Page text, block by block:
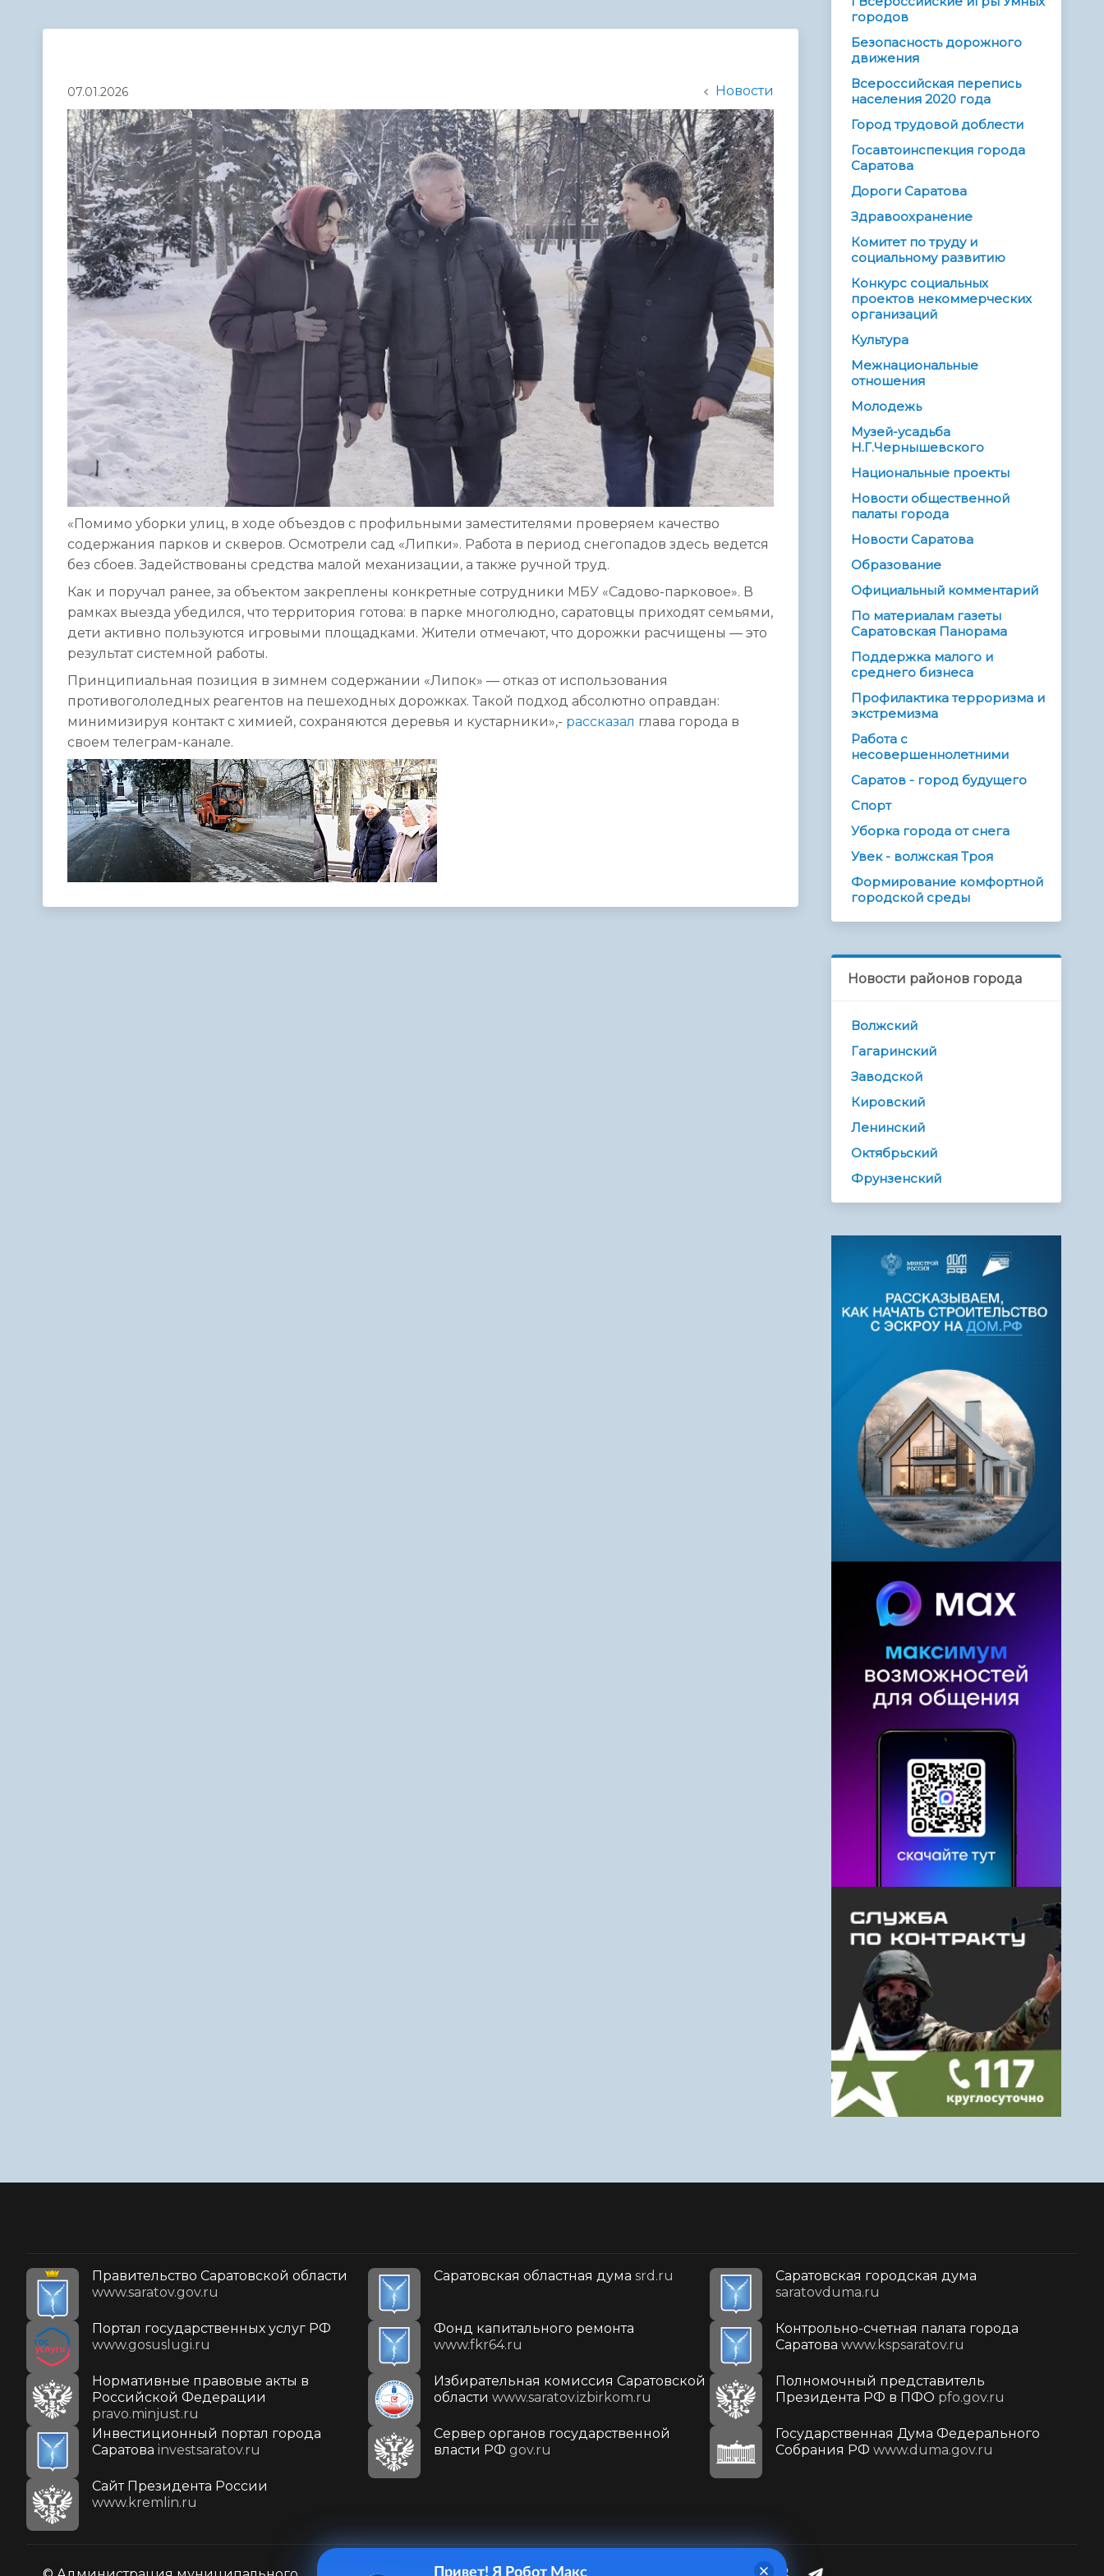
администрации
07.01.2026 Новости
«Помимо уборки улиц, в ходе объездов с профильными заместителями проверяем качество
содержания парков и скверов. Осмотрели сад «Липки». Работа в период снегопадов здесь ведется
без сбоев. Задействованы средства малой механизации, а также ручной труд.
Как и поручал ранее, за объектом закреплены конкретные сотрудники МБУ «Садово-парковое». В
рамках выезда убедился, что территория готова: в парке многолюдно, саратовцы приходят семьями,
дети активно пользуются игровыми площадками. Жители отмечают, что дорожки расчищены — это
результат системной работы.
Принципиальная позиция в зимнем содержании «Липок» — отказ от использования
противогололедных реагентов на пешеходных дорожках. Такой подход абсолютно оправдан:
минимизируя контакт с химией, сохраняются деревья и кустарники»,- рассказал глава города в
своем телеграм-канале.
городов
Безопасность дорожного
движения
Всероссийская перепись
населения 2020 года
Город трудовой доблести
Госавтоинспекция города
Саратова
Дороги Саратова
Здравоохранение
Комитет по труду и
социальному развитию
Конкурс социальных
проектов некоммерческих
организаций
Культура
Межнациональные
отношения
Молодежь
Музей-усадьба
Н.Г.Чернышевского
Национальные проекты
Новости общественной
палаты города
Новости Саратова
Образование
Официальный комментарий
По материалам газеты
Саратовская Панорама
Поддержка малого и
среднего бизнеса
Профилактика терроризма и
экстремизма
Работа с
несовершеннолетними
Саратов - город будущего
Спорт
Уборка города от снега
Увек - волжская Троя
Формирование комфортной
городской среды
Новости районов города
Волжский
Гагаринский
Заводской
Кировский
Ленинский
Октябрьский
Фрунзенский
Правительство Саратовской области
www.saratov.gov.ru
Саратовская областная дума srd.ru
Саратовская городская дума
saratovduma.ru
Портал государственных услуг РФ
www.gosuslugi.ru
Фонд капитального ремонта
www.fkr64.ru
Контрольно-счетная палата города
Саратова www.kspsaratov.ru
Нормативные правовые акты в
Российской Федерации
pravo.minjust.ru
Избирательная комиссия Саратовской
области www.saratov.izbirkom.ru
Полномочный представитель
Президента РФ в ПФО pfo.gov.ru
Инвестиционный портал города
Саратова investsaratov.ru
Сервер органов государственной
власти РФ gov.ru
Государственная Дума Федерального
Собрания РФ www.duma.gov.ru
Cайт Президента России
www.kremlin.ru
Привет! Я Робот Макс